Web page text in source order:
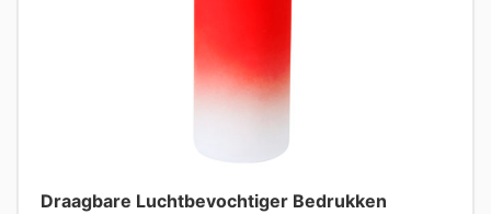
Draagbare Luchtbevochtiger Bedrukken